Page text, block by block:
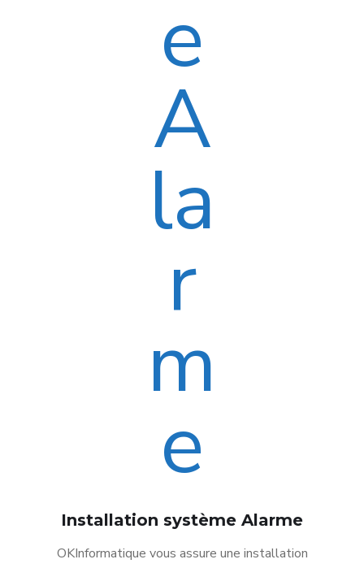
Installation système Alarme
OKInformatique vous assure une installation